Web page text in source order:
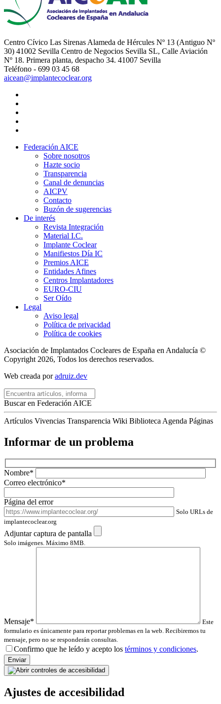
Centro Cívico Las Sirenas Alameda de Hércules Nº 13 (Antiguo Nº
30) 41002 Sevilla Centro de Negocios Sevilla SL, Calle Aviación
Nº 18. Primera planta, despacho 34. 41007 Sevilla
Teléfono - 699 03 45 68
aicean@implantecoclear.org
Federación AICE
Sobre nosotros
Hazte socio
Transparencia
Canal de denuncias
AICPV
Contacto
Buzón de sugerencias
De interés
Revista Integración
Material I.C.
Implante Coclear
Manifiestos Día IC
Premios AICE
Entidades Afines
Centros Implantadores
EURO-CIU
Ser Oído
Legal
Aviso legal
Política de privacidad
Política de cookies
Asociación de Implantados Cocleares de España en Andalucía ©
Copyright 2026, Todos los derechos reservados.
Web creada poradruiz.dev
Buscar en Federación AICE
Artículos Vivencias Transparencia Wiki Biblioteca Agenda Páginas
Informar de un problema
Nombre*
Correo electrónico*
Página del error
Solo URLs de
implantecoclear.org
Adjuntar captura de pantalla
Solo imágenes. Máximo 8MB.
Mensaje*
Este
formulario es únicamente para reportar problemas en la web. Recibiremos tu
mensaje, pero no se responderán consultas.
Confirmo que he leído y acepto los términos y condiciones.
Por
favor,
deja
campo
Ajustes de accesibilidad